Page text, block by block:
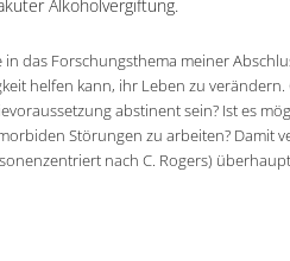
Alkoholvergiftung.
das Forschungsthema meiner
helfen kann, ihr Leben zu verändern.
abstinent sein? Ist es
Störungen zu arbeiten? Damit
nach C. Rogers)